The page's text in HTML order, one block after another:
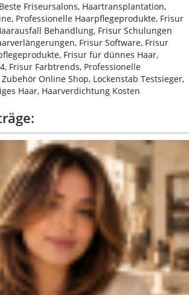
Friseursalons, Haartransplantation,
Professionelle Haarpflegeprodukte, Frisur
Behandlung, Frisur Schulungen
Frisur Software, Frisur
Frisur für dünnes Haar,
Frisur Farbtrends, Professionelle
Online Shop, Lockenstab Testsieger,
Haar, Haarverdichtung Kosten